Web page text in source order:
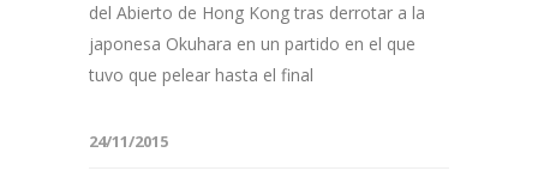
del Abierto de Hong Kong tras derrotar a la
japonesa Okuhara en un partido en el que
tuvo que pelear hasta el final
24/11/2015